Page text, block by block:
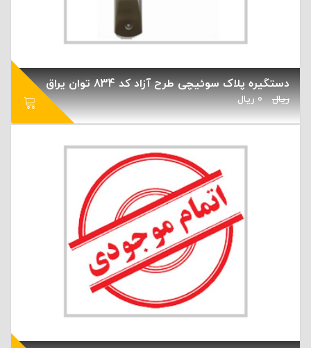
دستگیره پلاک سوئیچی طرح آزاد کد 834 توان یراق
ریال 0 ریال